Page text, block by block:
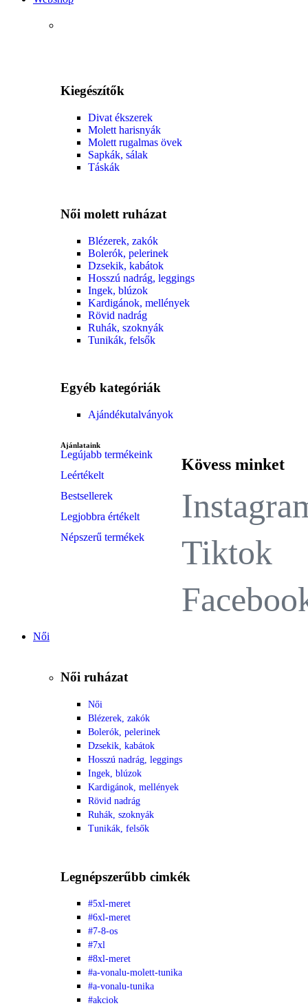
Kiegészítők
Divat ékszerek
Molett harisnyák
Molett rugalmas övek
Sapkák, sálak
Táskák
Női molett ruházat
Blézerek, zakók
Bolerók, pelerinek
Dzsekik, kabátok
Hosszú nadrág, leggings
Ingek, blúzok
Kardigánok, mellények
Rövid nadrág
Ruhák, szoknyák
Tunikák, felsők
Egyéb kategóriák
Ajándékutalványok
Ajánlataink
Legújabb termékeink
Leértékelt
Bestsellerek
Legjobbra értékelt
Népszerű termékek
Kövess minket
Tiktok
Női
Női ruházat
Női
Blézerek, zakók
Bolerók, pelerinek
Dzsekik, kabátok
Hosszú nadrág, leggings
Ingek, blúzok
Kardigánok, mellények
Rövid nadrág
Ruhák, szoknyák
Tunikák, felsők
Legnépszerűbb cimkék
#5xl-meret
#6xl-meret
#7-8-os
#7xl
#8xl-meret
#a-vonalu-molett-tunika
#a-vonalu-tunika
#akciok